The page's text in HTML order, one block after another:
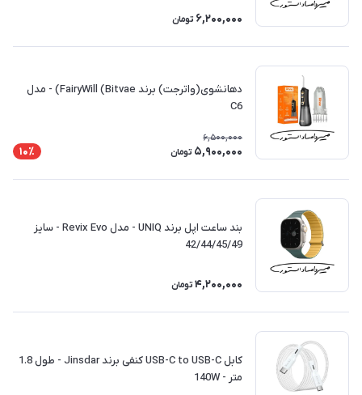
6,200,000 تومان
دهانشوی(واترجت) برند FairyWill (Bitvae) - مدل
C6
6,500,000
5,900,000 تومان 10٪
بند ساعت اپل برند UNIQ - مدل Revix Evo - سایز
42/44/45/49
4,200,000 تومان
کابل USB-C to USB-C کنفی برند Jinsdar - طول 1.8
متر - 140W